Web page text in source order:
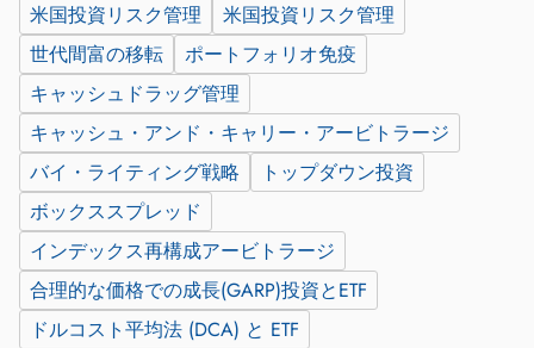
米国投資リスク管理
米国投資リスク管理
世代間富の移転
ポートフォリオ免疫
キャッシュドラッグ管理
キャッシュ・アンド・キャリー・アービトラージ
バイ・ライティング戦略
トップダウン投資
ボックススプレッド
インデックス再構成アービトラージ
合理的な価格での成長(GARP)投資とETF
ドルコスト平均法 (DCA) と ETF